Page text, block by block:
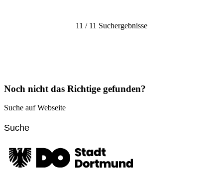
11 / 11 Suchergebnisse
Noch nicht das Richtige gefunden?
Suche auf Webseite